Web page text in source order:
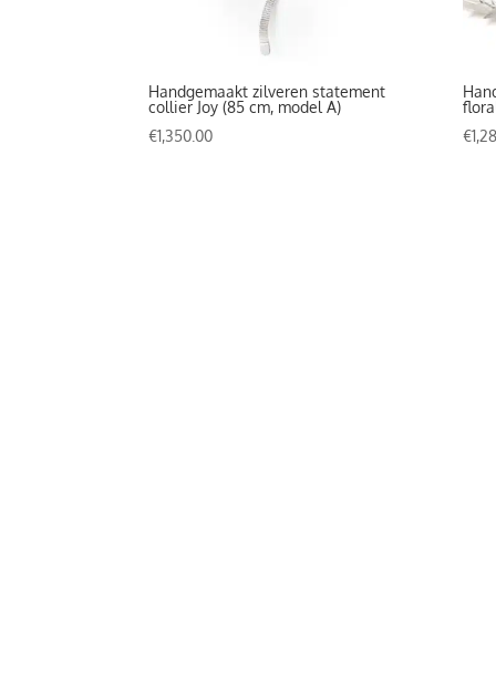
Handgemaakt zilveren statement
collier Joy (85 cm, model A)
€1,350.00
€